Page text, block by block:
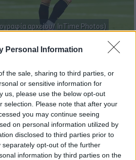
Personal Information
the sale, sharing to third parties, or
or sensitive information for
us, please use the below opt-out
selection. Please note that after your
you may continue seeing
on personal information utilized by
disclosed to third parties prior to
separately opt-out of the further
information by third parties on the
αρχείου/ InTime Photos)
μία σπουδαία
αφού συμφώνησε με τη
πίσω, για έναν χρόνο, με
Ποντένσε.